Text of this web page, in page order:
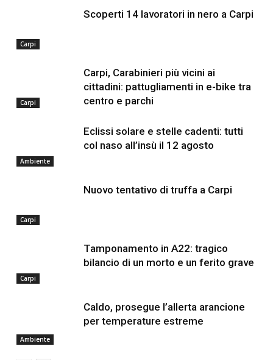
Carpi
Scoperti 14 lavoratori in nero a Carpi
Carpi
Carpi, Carabinieri più vicini ai
cittadini: pattugliamenti in e-bike tra
centro e parchi
Ambiente
Eclissi solare e stelle cadenti: tutti
col naso all’insù il 12 agosto
Carpi
Nuovo tentativo di truffa a Carpi
Carpi
Tamponamento in A22: tragico
bilancio di un morto e un ferito grave
Ambiente
Caldo, prosegue l’allerta arancione
per temperature estreme